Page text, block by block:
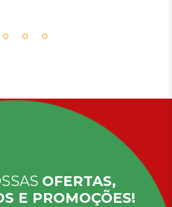
OFERTAS,
E PROMOÇÕES!